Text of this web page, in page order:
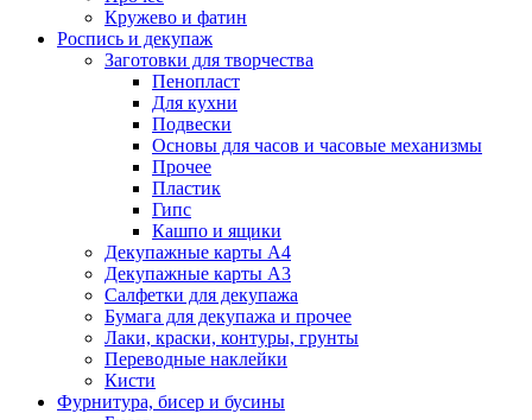
Кружево и фатин
Роспись и декупаж
Заготовки для творчества
Пенопласт
Для кухни
Подвески
Основы для часов и часовые механизмы
Прочее
Пластик
Гипс
Кашпо и ящики
Декупажные карты А4
Декупажные карты А3
Салфетки для декупажа
Бумага для декупажа и прочее
Лаки, краски, контуры, грунты
Переводные наклейки
Кисти
Фурнитура, бисер и бусины